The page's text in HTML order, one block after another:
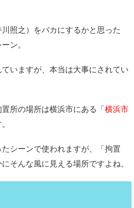
照之）をバカにするかと思った
ン。
いますが、本当は大事にされてい
所の場所は横浜市にある「 横浜市
シーンで使われますが、「拘置
そんな風に見える場所ですよね。